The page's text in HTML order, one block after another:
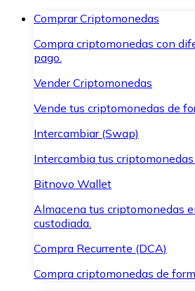
Comprar Criptomonedas
Compra criptomonedas con
pago.
Vender Criptomonedas
Vende tus criptomonedas de
Intercambiar (Swap)
Intercambia tus
Bitnovo Wallet
Almacena tus criptomonedas
custodiada.
Compra Recurrente (DCA)
Compra criptomonedas de